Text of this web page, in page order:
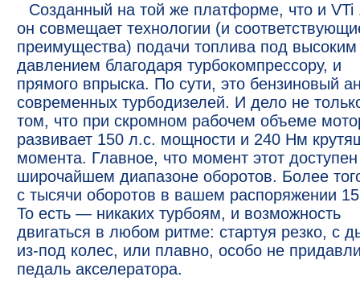
Созданный на той же платформе, что и VTi
он совмещает технологии (и
преимущества) подачи топлива под высоким
давлением благодаря турбокомпрессору, и
прямого впрыска. По сути, это бензиновый
современных турбодизелей. И дело не
том, что при скромном рабочем объеме
развивает 150 л.с. мощности и 240 Нм
момента. Главное, что момент этот
широчайшем диапазоне оборотов. Более
с тысячи оборотов в вашем распоряжении
То есть — никаких турбоям, и возможность
двигаться в любом ритме: стартуя резко, с
из-под колес, или плавно, особо не
педаль акселератора.